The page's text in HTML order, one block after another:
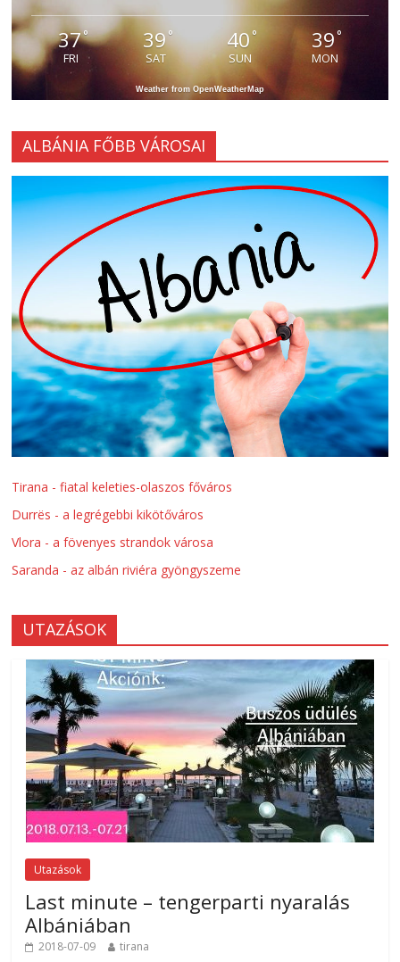
37°
FRI
39°
SAT
40 °
SUN
39°
MON
Weather from OpenWeatherMap
ALBÁNIA FŐBB VÁROSAI
Tirana - fiatal keleties-olaszos főváros
Durrës - a legrégebbi kikötőváros
Vlora - a fövenyes strandok városa
Saranda - az albán riviéra gyöngyszeme
UTAZÁSOK
Utazások
Last minute – tengerparti nyaralás
Albániában
2018-07-09 tirana